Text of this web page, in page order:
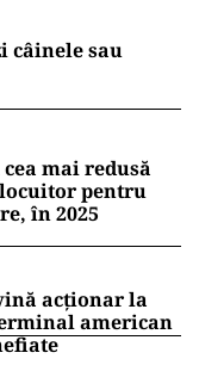
câinele sau
mai redusă
pentru
în 2025
acționar la
american